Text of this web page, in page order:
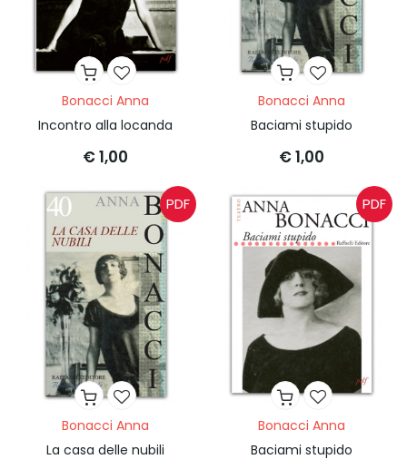
Bonacci Anna
Incontro alla locanda
€ 1,00
Bonacci Anna
Baciami stupido
€ 1,00
PDF
Bonacci Anna
La casa delle nubili
PDF
Bonacci Anna
Baciami stupido